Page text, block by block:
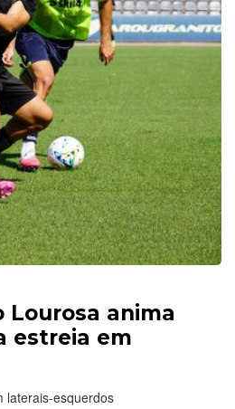
Lourosa anima
estreia em
laterais-esquerdos